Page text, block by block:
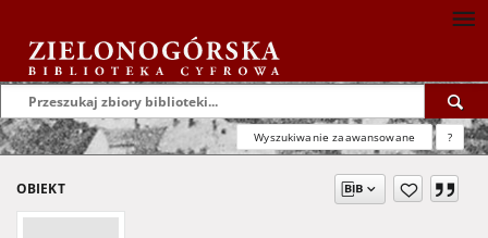
Wyszukiwanie zaawansowane ?
OBIEKT